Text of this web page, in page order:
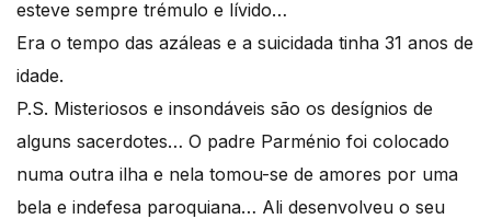
esteve sempre trémulo e lívido…
Era o tempo das azáleas e a suicidada tinha 31 anos de
idade.
P.S. Misteriosos e insondáveis são os desígnios de
alguns sacerdotes… O padre Parménio foi colocado
numa outra ilha e nela tomou-se de amores por uma
bela e indefesa paroquiana… Ali desenvolveu o seu